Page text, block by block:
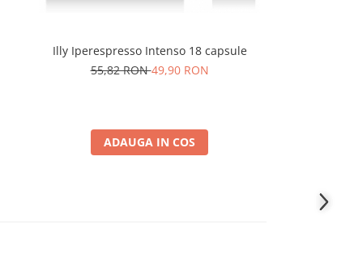
Illy Iperespresso Intenso 18 capsule
55,82 RON49,90 RON
ADAUGA IN COS